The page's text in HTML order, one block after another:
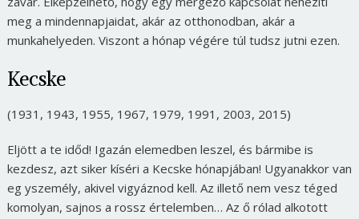
meg a mindennapjaidat, akár az otthonodban, akár a
munkahelyeden. Viszont a hónap végére túl tudsz jutni ezen.
Kecske
(1931, 1943, 1955, 1967, 1979, 1991, 2003, 2015)
Eljött a te időd! Igazán elemedben leszel, és bármibe is
kezdesz, azt siker kíséri a Kecske hónapjában! Ugyanakkor van
eg yszemély, akivel vigyáznod kell. Az illető nem vesz téged
komolyan, sajnos a rossz értelemben… Az ő rólad alkotott